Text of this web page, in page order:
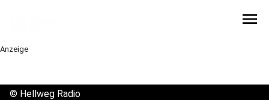
menu
Anzeige
© Hellweg Radio